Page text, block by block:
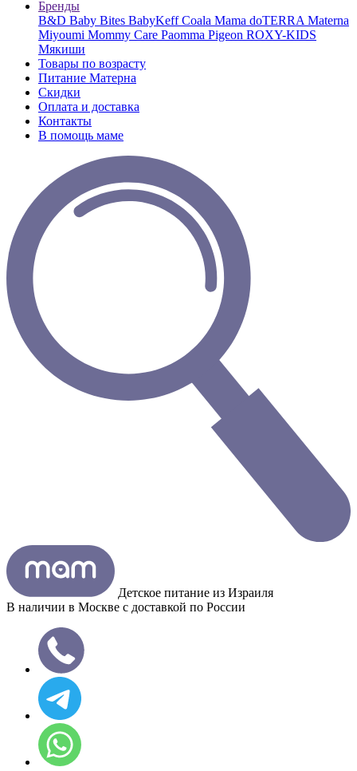
Бренды
B&D Baby Bites BabyKeffCoala Mama doTERRA Materna
Miyoumi Mommy Care Paomma Pigeon ROXY-KIDS
Мякиши
Товары по возрасту
Питание Матерна
Скидки
Оплата и доставка
Контакты
В помощь маме
Детское питание из Израиля
В наличии в Москве с доставкой по России